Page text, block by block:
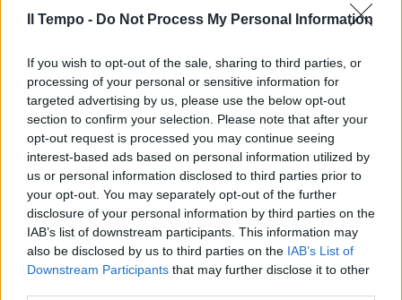
Il Tempo - Do Not Process My Personal Information
If you wish to opt-out of the sale, sharing to third parties, or
processing of your personal or sensitive information for
targeted advertising by us, please use the below opt-out
section to confirm your selection. Please note that after your
opt-out request is processed you may continue seeing
interest-based ads based on personal information utilized by
us or personal information disclosed to third parties prior to
your opt-out. You may separately opt-out of the further
disclosure of your personal information by third parties on the
IAB’s list of downstream participants. This information may
also be disclosed by us to third parties on the IAB’s List of
Downstream Participants that may further disclose it to other